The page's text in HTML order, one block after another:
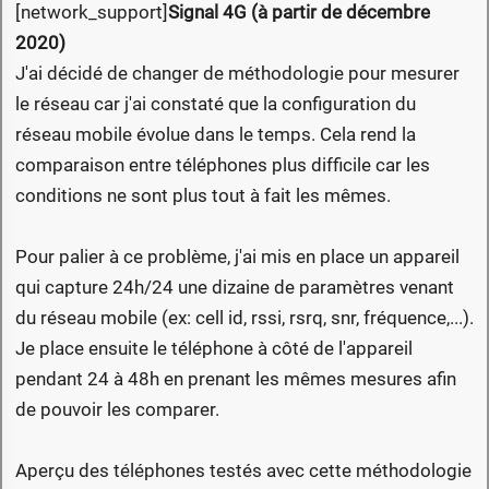
[network_support]Signal 4G (à partir de décembre
2020)
J'ai décidé de changer de méthodologie pour mesurer
le réseau car j'ai constaté que la configuration du
réseau mobile évolue dans le temps. Cela rend la
comparaison entre téléphones plus difficile car les
conditions ne sont plus tout à fait les mêmes.
Pour palier à ce problème, j'ai mis en place un appareil
qui capture 24h/24 une dizaine de paramètres venant
du réseau mobile (ex: cell id, rssi, rsrq, snr, fréquence,...).
Je place ensuite le téléphone à côté de l'appareil
pendant 24 à 48h en prenant les mêmes mesures afin
de pouvoir les comparer.
Aperçu des téléphones testés avec cette méthodologie